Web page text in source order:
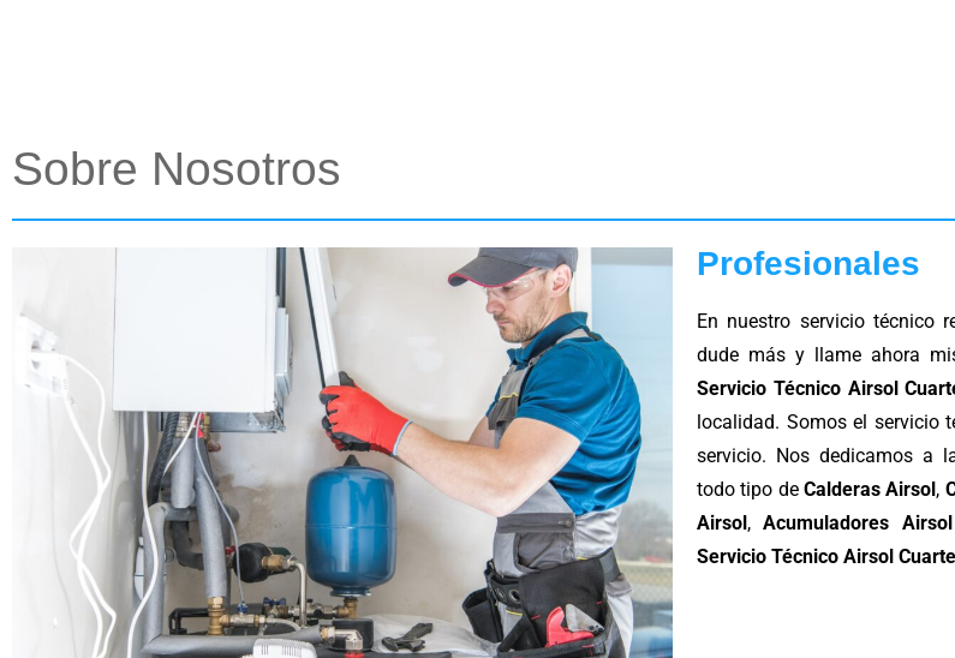
Sobre Nosotros
Profesionales
En nuestro servicio técnico
dude más y llame ahora
Servicio Técnico Airsol
localidad. Somos el servicio
servicio. Nos dedicamos a
todo tipo de Calderas Airsol,
Airsol,Acumuladores Airsol
Servicio Técnico Airsol